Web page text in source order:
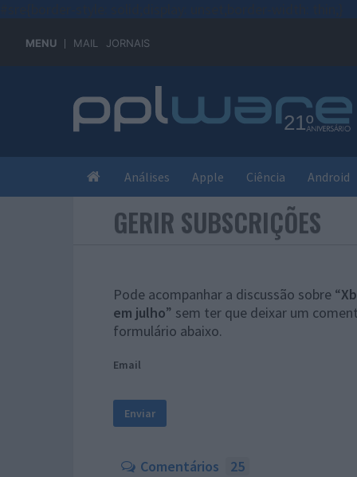
MENU MAIL JORNAIS
Análises Apple Ciência Android
GERIR SUBSCRIÇÕES
Pode acompanhar a discussão sobre “
em julho” sem ter que deixar um
formulário abaixo.
Email
Comentários 25